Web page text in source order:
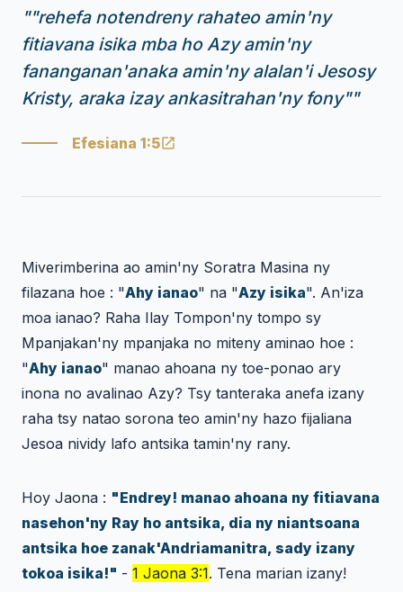
""rehefa notendreny rahateo amin'ny
fitiavana isika mba ho Azy amin'ny
fananganan'anaka amin'ny alalan'i Jesosy
Kristy, araka izay ankasitrahan'ny fony""
Efesiana 1:5
Miverimberina ao amin'ny Soratra Masina ny
filazana hoe : "Ahy ianao" na "Azy isika". An'iza
moa ianao? Raha Ilay Tompon'ny tompo sy
Mpanjakan'ny mpanjaka no miteny aminao hoe :
"Ahy ianao" manao ahoana ny toe-ponao ary
inona no avalinao Azy? Tsy tanteraka anefa izany
raha tsy natao sorona teo amin'ny hazo fijaliana
Jesoa nividy lafo antsika tamin'ny rany.
Hoy Jaona : "Endrey! manao ahoana ny fitiavana
nasehon'ny Ray ho antsika, dia ny niantsoana
antsika hoe zanak'Andriamanitra, sady izany
tokoa isika!" - 1 Jaona 3:1. Tena marian izany!